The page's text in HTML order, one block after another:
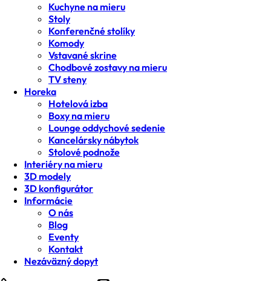
Kuchyne na mieru
Stoly
Konferenčné stolíky
Komody
Vstavané skrine
Chodbové zostavy na mieru
TV steny
Horeka
Hotelová izba
Boxy na mieru
Lounge oddychové sedenie
Kancelársky nábytok
Stolové podnože
Interiéry na mieru
3D modely
3D konfigurátor
Informácie
O nás
Blog
Eventy
Kontakt
Nezáväzný dopyt